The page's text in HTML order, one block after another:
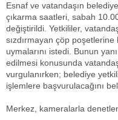
Esnaf ve vatandaşın
çıkarma saatleri, sabah
değiştirildi. Yetkililer,
sızdırmayan çöp poşetlerine
uymalarını istedi. Bunun
edilmesi konusunda
vurgulanırken; belediye
işlemlere başvurulacağını
Merkez, kameralarla